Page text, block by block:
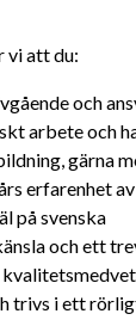
vi att du:
och
arbete och
gärna
erfarenhet
på svenska
och ett
trivs i ett